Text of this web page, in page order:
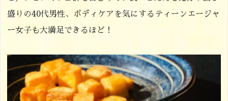
盛りの40代男性、ボディケアを気にするティーンエージャ
ー女子も大満足できるほど！